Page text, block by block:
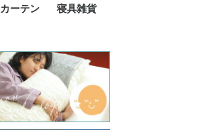
カーテン
既成カーテンのサイズ
遮光カーテン
レース・シアーカーテン
Disney ディズニーカーテ
ン
MOOMIN ムーミンカーテ
ン
PEANUTS ピーナツカー
テン (SNOOPY スヌーピ
ー)
寝具雑貨
美容・化粧品
シルク寝具・雑貨
HURONテクノロジー リ
カバリー寝具
ソファカバー
ひざ掛け
パジャマ
クッション
玄関・フロアーマット
ペット用ベッド
インテリア
その他寝具雑貨